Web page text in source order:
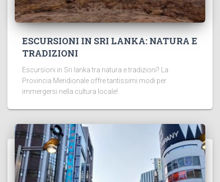
ESCURSIONI IN SRI LANKA: NATURA E
TRADIZIONI
Escursioni in Sri lanka tra natura e tradizioni? La
Provincia Meridionale offre tantissimi modi per
immergersi nella cultura locale!